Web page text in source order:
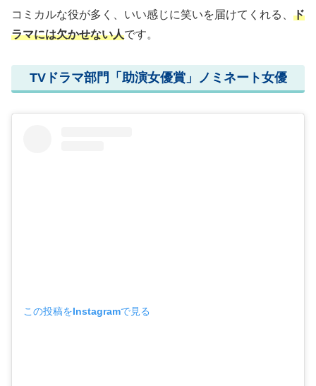
コミカルな役が多く、いい感じに笑いを届けてくれる、 ド
ラマには欠かせない人です。
TVドラマ部門「助演女優賞」ノミネート女優
この投稿をInstagramで見る